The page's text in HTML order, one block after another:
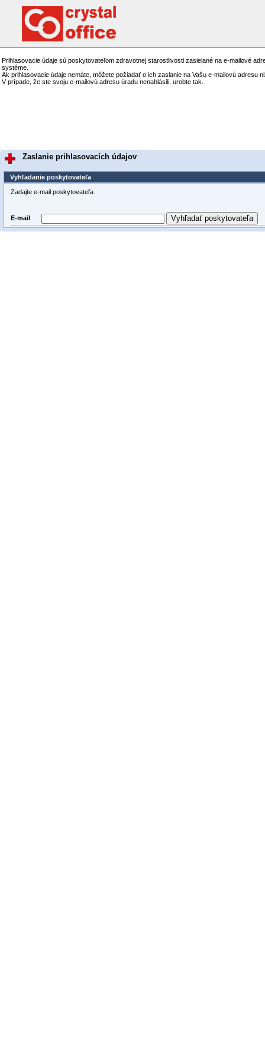
Prihlasovacie údaje sú poskytovateľom zdravotnej starostlivosti zasielané na e-mailové
systéme.
Ak prihlasovacie údaje nemáte, môžete požiadať o ich zaslanie na Vašu e-mailovú adresu
V prípade, že ste svoju e-mailovú adresu úradu nenahlásili, urobte tak.
Zaslanie prihlasovacích údajov
Vyhľadanie poskytovateľa
Zadajte e-mail poskytovateľa
E-mail Vyhľadať poskytovateľa